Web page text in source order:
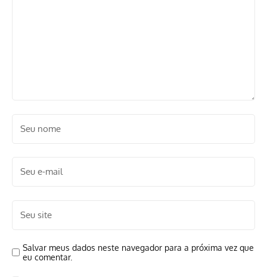
Salvar meus dados neste navegador para a próxima vez que
eu comentar.